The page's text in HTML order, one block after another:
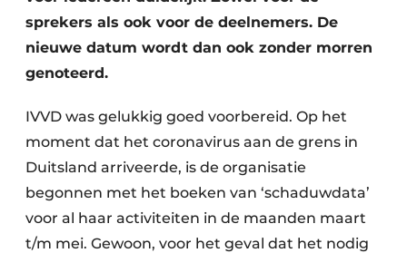
sprekers als ook voor de deelnemers. De
nieuwe datum wordt dan ook zonder morren
genoteerd.
IVVD was gelukkig goed voorbereid. Op het
moment dat het coronavirus aan de grens in
Duitsland arriveerde, is de organisatie
begonnen met het boeken van ‘schaduwdata’
voor al haar activiteiten in de maanden maart
t/m mei. Gewoon, voor het geval dat het nodig